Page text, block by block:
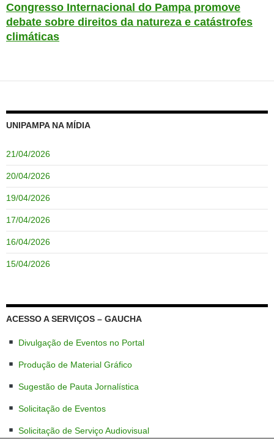
Congresso Internacional do Pampa promove
debate sobre direitos da natureza e catástrofes
climáticas
UNIPAMPA NA MÍDIA
21/04/2026
20/04/2026
19/04/2026
17/04/2026
16/04/2026
15/04/2026
ACESSO A SERVIÇOS – GAUCHA
Divulgação de Eventos no Portal
Produção de Material Gráfico
Sugestão de Pauta Jornalística
Solicitação de Eventos
Solicitação de Serviço Audiovisual